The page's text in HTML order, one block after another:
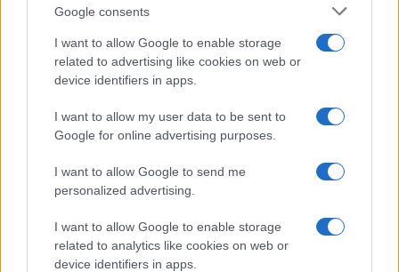
Google consents
I want to allow Google to enable storage
related to advertising like cookies on web or
device identifiers in apps.
I want to allow my user data to be sent to
Google for online advertising purposes.
I want to allow Google to send me
personalized advertising.
I want to allow Google to enable storage
related to analytics like cookies on web or
device identifiers in apps.
#feng shui
POVEZANO
Praktična žena
Prema Feng Šuiu ako stavite
lavandu na ovo mjesto u kući sva
negativna energija nestaje